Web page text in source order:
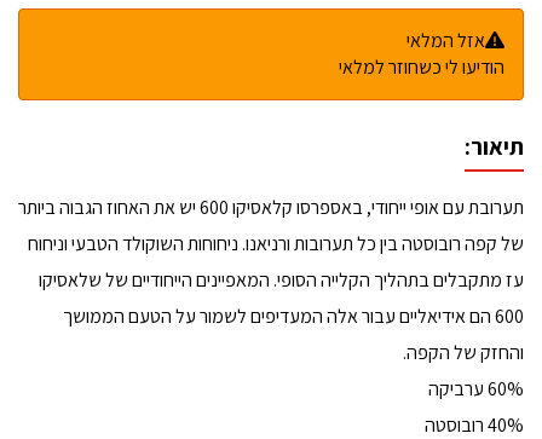
אזל המלאי
הודיעו לי כשחוזר למלאי
תיאור:
תערובת עם אופי ייחודי, באספרסו קלאסיקו 600 יש את האחוז הגבוה ביותר
של קפה רובוסטה בין כל תערובות ורניאנו. ניחוחות השוקולד הטבעי וניחוח
עז מתקבלים בתהליך הקלייה הסופי. המאפיינים הייחודיים של שלאסיקו
600 הם אידיאליים עבור אלה המעדיפים לשמור על הטעם הממושך
והחזק של הקפה.
60% ערביקה
40% רובוסטה